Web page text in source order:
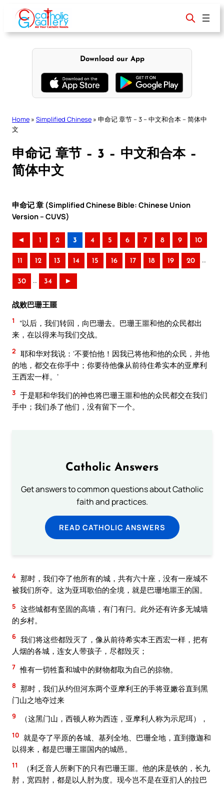
content
Download our App
Home » Simplified Chinese » 申命记 章节 – 3 – 中文和合本 – 简体中
文
申命记 章节 – 3 – 中文和合本 –
简体中文
申命记 章 (Simplified Chinese Bible: Chinese Union
Version – CUVS)
◄ 1 2 3 4 5 6 7 8 9 10
11 12 13 14 15 16 17 18 19 20 ..
30 .. 34 ►
战败巴珊王噩
1
“以后，我们转回，向巴珊去。巴珊王噩和他的众民都出
来，在以得来与我们交战。
2 耶和华对我说：‘不要怕他！因我已将他和他的众民，并他
的地，都交在你手中；你要待他像从前待住希实本的亚摩利
王西宏一样。’
3 于是耶和华我们的神也将巴珊王噩和他的众民都交在我们
手中；我们杀了他们，没有留下一个。
Catholic Answers
Get answers to common questions about Catholic
faith and practices.
READ CATHOLIC ANSWERS
4 那时，我们夺了他所有的城，共有六十座，没有一座城不
被我们所夺。这为亚珥歌伯的全境，就是巴珊地噩王的国。
5 这些城都有坚固的高墙，有门有闩。此外还有许多无城墙
的乡村。
6 我们将这些都毁灭了，像从前待希实本王西宏一样，把有
人烟的各城，连女人带孩子，尽都毁灭；
7 惟有一切牲畜和城中的财物都取为自己的掠物。
8 那时，我们从约但河东两个亚摩利王的手将亚嫩谷直到黑
门山之地夺过来
9 （这黑门山，西顿人称为西连，亚摩利人称为示尼珥），
10 就是夺了平原的各城、基列全地、巴珊全地，直到撒迦和
以得来，都是巴珊王噩国内的城邑。
11
（利乏音人所剩下的只有巴珊王噩。他的床是铁的，长九
肘，宽四肘，都是以人肘为度。现今岂不是在亚扪人的拉巴